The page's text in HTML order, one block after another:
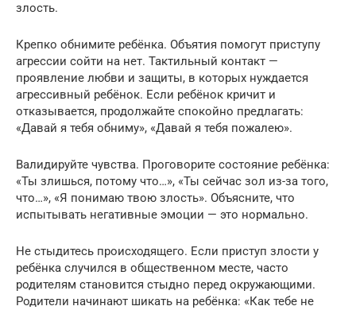
злость.
‍Крепко обнимите ребёнка. Объятия помогут приступу
агрессии сойти на нет. Тактильный контакт —
проявление любви и защиты, в которых нуждается
агрессивный ребёнок. Если ребёнок кричит и
отказывается, продолжайте спокойно предлагать:
«Давай я тебя обниму», «Давай я тебя пожалею».
‍Валидируйте чувства. Проговорите состояние ребёнка:
«Ты злишься, потому что…», «Ты сейчас зол из-за того,
что…», «Я понимаю твою злость». Объясните, что
испытывать негативные эмоции — это нормально.
‍Не стыдитесь происходящего. Если приступ злости у
ребёнка случился в общественном месте, часто
родителям становится стыдно перед окружающими.
Родители начинают шикать на ребёнка: «Как тебе не